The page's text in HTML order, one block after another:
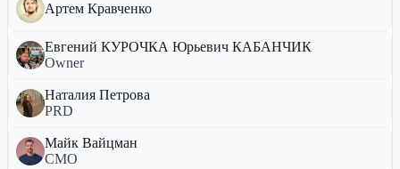
Артем Кравченко
Евгений КУРОЧКА Юрьевич КАБАНЧИК
Owner
Наталия Петрова
PRD
Майк Вайцман
СМО